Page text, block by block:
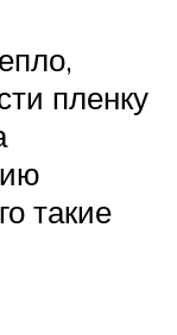
пленку
такие